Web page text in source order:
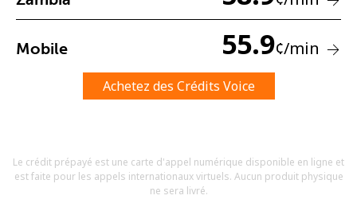
Un numéro
Restez en contact pour obtenir nos meilleures offres.
Mobile 55.9¢/min
Achetez des Crédits Voice
Le crédit prépayé est une carte d'appel numérique disponible en ligne et
est faite pour les appels internationaux virtuels. Aucun produit physique
ne sera livré.